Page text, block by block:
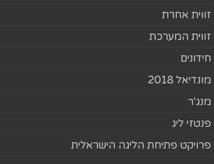
זווית אחרת
זווית המערכת
חידונים
מונדיאל 2018
מנג'ר
פנטזי ליג
פרויקט פתיחת הליגה הישראלית